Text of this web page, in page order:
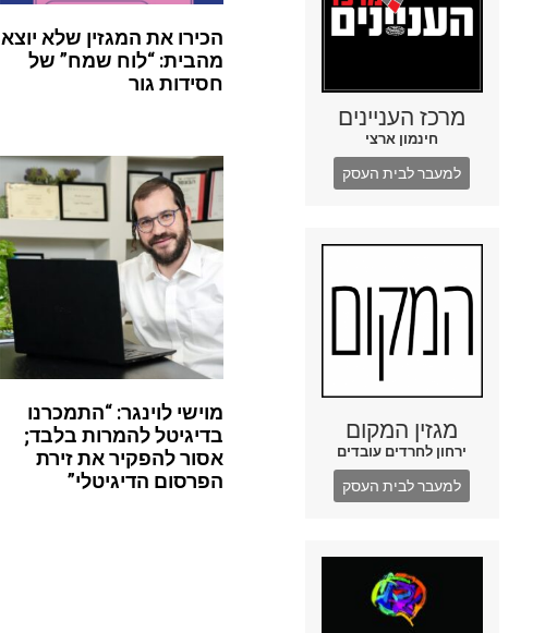
מרכז העניינים
חינמון ארצי
למעבר לבית העסק
מגזין המקום
ירחון לחרדים עובדים
למעבר לבית העסק
הכירו את המגזין שלא יוצא
מהבית: “לוח שמח” של
חסידות גור
מוישי לוינגר: “התמכרנו
בדיגיטל להמרות בלבד;
אסור להפקיר את זירת
הפרסום הדיגיטלי”